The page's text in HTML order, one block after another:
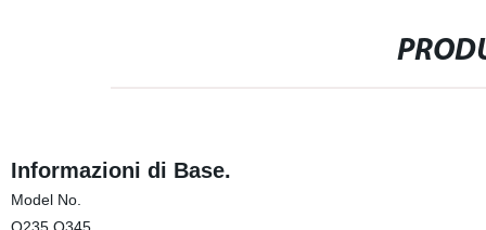
Informazioni di Base.
Model No.